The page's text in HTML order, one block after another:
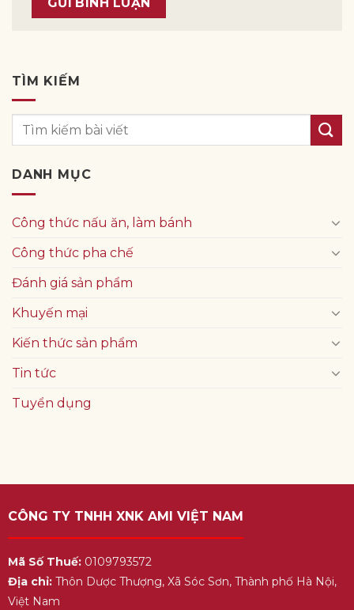
TÌM KIẾM
DANH MỤC
Công thức nấu ăn, làm bánh
Công thức pha chế
Đánh giá sản phẩm
Khuyến mại
Kiến thức sản phẩm
Tin tức
Tuyển dụng
CÔNG TY TNHH XNK AMI VIỆT NAM
Mã Số Thuế:0109793572
Địa chỉ:Thôn Dược Thượng, Xã Sóc Sơn, Thành phố Hà Nội,
Việt Nam